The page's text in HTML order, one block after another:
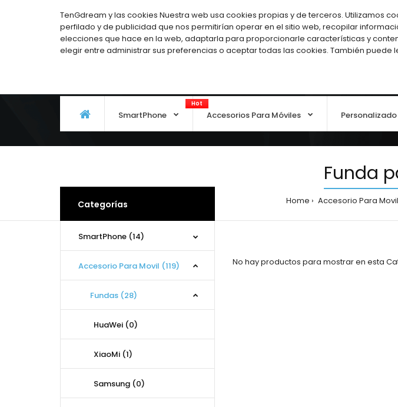
TenGdream y las cookies Nuestra web usa cookies propias y de terceros. Utilizamos
perfilado y de publicidad que nos permitirían operar en el sitio web, recopilar
elecciones que hace en la web, adaptarla para proporcionarle características y
elegir entre administrar sus preferencias o aceptar todas las cookies. También
Español
SmartPhone Accesorios Para Móviles
Hot
Personalizado
Funda
Home Accesorio Para Movil
Categorías
SmartPhone (14)
Accesorio Para Movil (119)
Fundas (28)
HuaWei (0)
XiaoMi (1)
Samsung (0)
No hay productos para mostrar en esta